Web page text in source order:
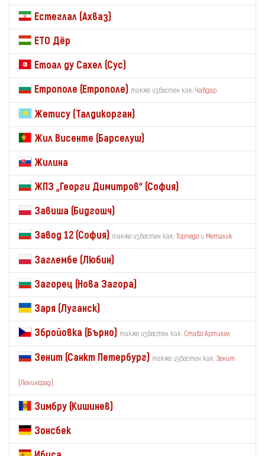
Естеглал (Ахваз)
ЕТО Дёр
Етоал ду Сахел (Сус)
Етрополе (Етрополе) также известен как:Чавдар
Жетису (Талдикорган)
Жил Висенте (Барселуш)
Жилина
ЖПЗ „Георги Димитров“ (София)
Завиша (Бидгошч)
Завод 12 (София) также известен как:Торпедо и Металик
Заглембе (Любин)
Загорец (Нова Загора)
Заря (Луганск)
Збройовка (Бърно) также известен как: Ставо Артикел
Зенит (Санкт Петербург) также известен как:Зенит
(Ленинград)
Зимбру (Кишинев)
Зонсбек